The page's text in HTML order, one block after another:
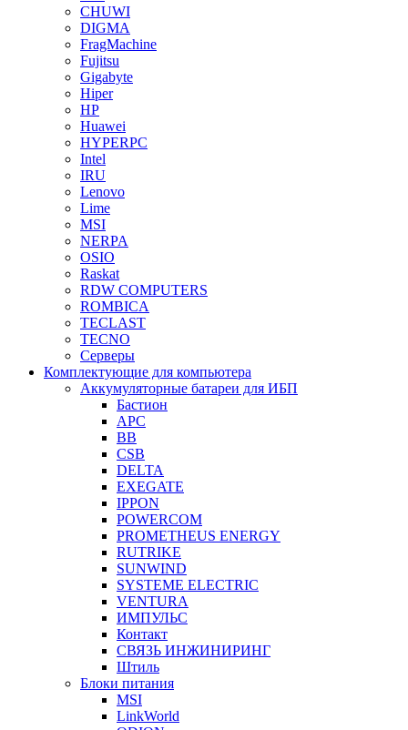
CHUWI
DIGMA
FragMachine
Fujitsu
Gigabyte
Hiper
HP
Huawei
HYPERPC
Intel
IRU
Lenovo
Lime
MSI
NERPA
OSIO
Raskat
RDW COMPUTERS
ROMBICA
TECLAST
TECNO
Серверы
Комплектующие для компьютера
Аккумуляторные батареи для ИБП
Бастион
APC
BB
CSB
DELTA
EXEGATE
IPPON
POWERCOM
PROMETHEUS ENERGY
RUTRIKE
SUNWIND
SYSTEME ELECTRIC
VENTURA
ИМПУЛЬС
Контакт
СВЯЗЬ ИНЖИНИРИНГ
Штиль
Блоки питания
MSI
LinkWorld